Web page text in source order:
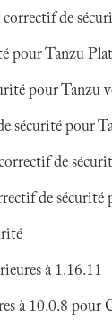
de
pour Tanzu
pour Tanzu
sécurité pour
de
de sécurité
à 1.16.11
à 10.0.8 pour